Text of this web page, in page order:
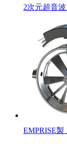
2次元超音
EMPRISE